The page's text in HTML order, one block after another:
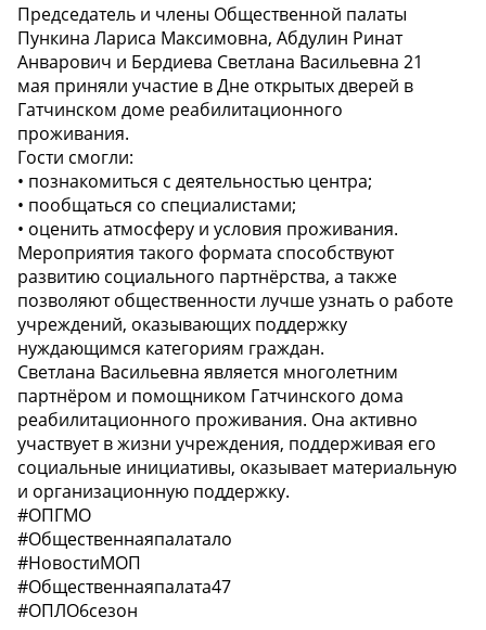
Председатель и члены Общественной палаты
Пункина Лариса Максимовна, Абдулин Ринат
Анварович и Бердиева Светлана Васильевна 21
мая приняли участие в Дне открытых дверей в
Гатчинском доме реабилитационного
проживания.
Гости смогли:
• познакомиться с деятельностью центра;
• пообщаться со специалистами;
• оценить атмосферу и условия проживания.
Мероприятия такого формата способствуют
развитию социального партнёрства, а также
позволяют общественности лучше узнать о работе
учреждений, оказывающих поддержку
нуждающимся категориям граждан.
Светлана Васильевна является многолетним
партнёром и помощником Гатчинского дома
реабилитационного проживания. Она активно
участвует в жизни учреждения, поддерживая его
социальные инициативы, оказывает материальную
и организационную поддержку.
#ОПГМО
#Общественнаяпалатало
#НовостиМОП
#Общественнаяпалата47
#ОПЛО6сезон